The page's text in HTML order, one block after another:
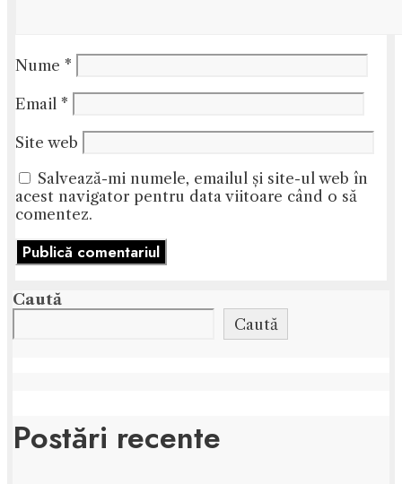
Nume *
Email *
Site web
Salvează-mi numele, emailul și site-ul web în
acest navigator pentru data viitoare când o să
comentez.
Caută
Caută
Postări recente